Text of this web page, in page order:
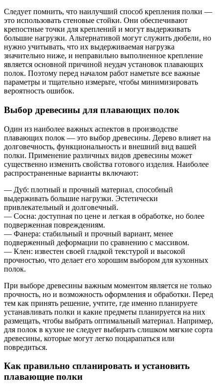
Следует помнить, что наилучший способ крепления полки —
это использовать стеновые стойки. Они обеспечивают
крепостные точки для креплений и могут выдерживать
большие нагрузки. Альтернативой могут служить дюбели, но
нужно учитывать, что их выдерживаемая нагрузка
значительно ниже, и неправильно выполненное крепление
является основной причиной неудач установок плавающих
полок. Поэтому перед началом работ наметьте все важные
параметры и тщательно измерьте, чтобы минимизировать
вероятность ошибок.
Выбор древесины для плавающих полок
Один из наиболее важных аспектов в производстве
плавающих полок — это выбор древесины. Дерево влияет на
долговечность, функциональность и внешний вид вашей
полки. Применение различных видов древесины может
существенно изменить свойства готового изделия. Наиболее
распространенные варианты включают:
— Дуб: плотный и прочный материал, способный
выдерживать большие нагрузки. Эстетически
привлекательный и долговечный.
— Сосна: доступная по цене и легкая в обработке, но более
подверженная повреждениям.
— Фанера: стабильный и прочный вариант, менее
подверженный деформации по сравнению с массивом.
— Клен: известен своей гладкой текстурой и высокой
прочностью, что делает его хорошим выбором для кухонных
полок.
При выборе древесины важным моментом является не только
прочность, но и возможность оформления и обработки. Перед
тем как принять решение, учтите, где именно планируете
устанавливать полки и какие предметы планируется на них
размещать, чтобы выбрать оптимальный материал. Например,
для полок в кухне не следует выбирать слишком мягкие сорта
древесины, которые могут легко поцарапаться или
повредиться.
Как правильно спланировать и установить
плавающие полки